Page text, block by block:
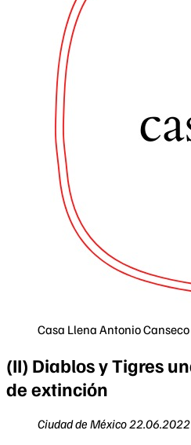
Casa Llena Antonio Canseco
(II) Diablos y Tigres
de extinción
Ciudad de México